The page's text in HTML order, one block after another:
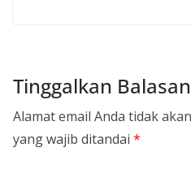
Tinggalkan Balasan
Alamat email Anda tidak
yang wajib ditandai *